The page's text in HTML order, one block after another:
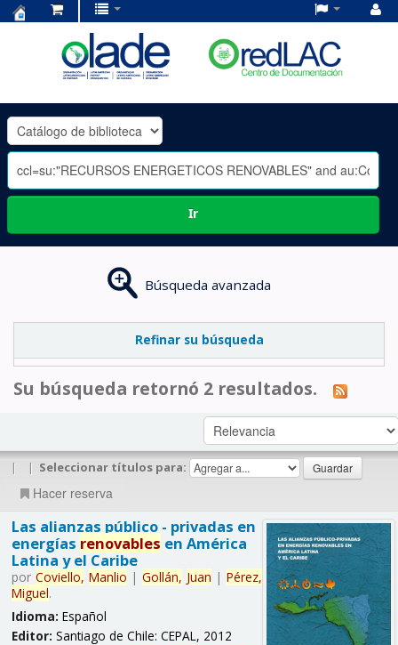
OLADE
-
Ir
Búsqueda avanzada
Refinar su búsqueda
Su búsqueda retornó 2 resultados.
| | Seleccionar títulos para:
Hacer reserva
Las alianzas público - privadas en
energías renovables en América
Latina y el Caribe
por Coviello, Manlio | Gollán, Juan | Pérez,
Miguel.
Idioma: Español
Editor: Santiago de Chile: CEPAL, 2012